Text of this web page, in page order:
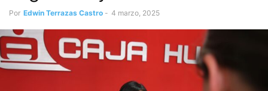
Por Edwin Terrazas Castro - 4 marzo, 2025